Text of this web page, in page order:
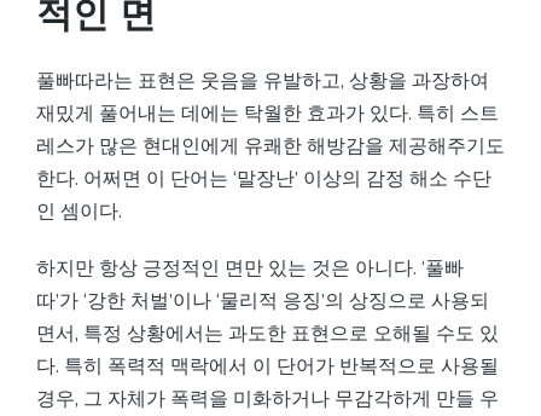
적인 면
풀빠따라는 표현은 웃음을 유발하고, 상황을 과장하여
재밌게 풀어내는 데에는 탁월한 효과가 있다. 특히 스트
레스가 많은 현대인에게 유쾌한 해방감을 제공해주기도
한다. 어쩌면 이 단어는 ‘말장난’ 이상의 감정 해소 수단
인 셈이다.
하지만 항상 긍정적인 면만 있는 것은 아니다. ‘풀빠
따’가 ‘강한 처벌’이나 ‘물리적 응징’의 상징으로 사용되
면서, 특정 상황에서는 과도한 표현으로 오해될 수도 있
다. 특히 폭력적 맥락에서 이 단어가 반복적으로 사용될
경우, 그 자체가 폭력을 미화하거나 무감각하게 만들 우